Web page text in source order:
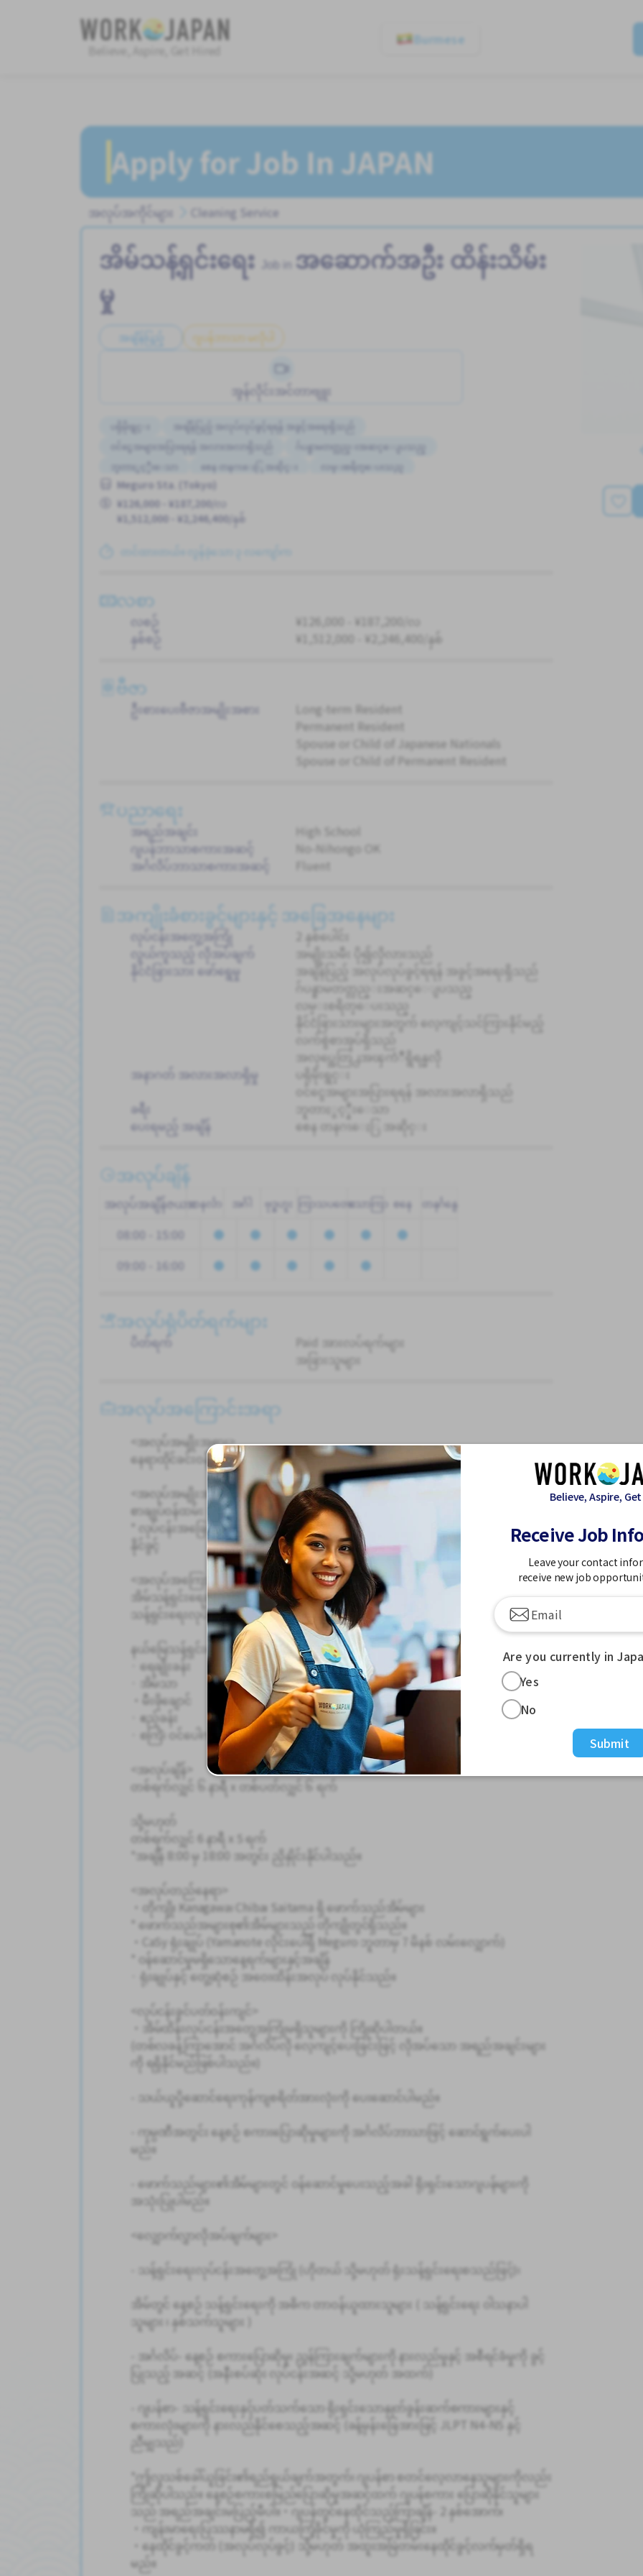
Believe, Aspire, Get Hired
Burmese
Apply for Job In JAPAN
အလုပ်အကိုင်များ Cleaning Service
အိမ်သန့်ရှင်းရေး
အဆောက်အဦး ထိန်းသိမ်း
မှု
အချိန်ပြည့် ဂျပန်ဘာသာ မလိုပါ
အွန်လိုင်းအင်တာဗျူး
ပရိုမိုးရွင္း
အချိန်ပြည့် အလုပ်လုပ်ခွင့်ရရန် အခွင့်အရေးရှိသည်
ဝင်ငွေအများအပြားရရန် အလားအလာရှိသည်
ဂ်ပန္စာမတတ္လည္းအဆင္ေျပသည္
ဘူတာႏွင့္နီးေသာ
စေန တနဂၤေႏြ အဆိုင္း
လမ္းစရိတ္ေပးသည္
အမျိုးသမီး ပို၍လိုလားသည်
နိုင်ငံခြားသားများအတွက် လေ့ကျင့်သင်ကြားနိုင်မည့် လက်စွဲစာအုပ်ရှိသည်
Meguro Sta. (Tokyo)
¥126,000 - ¥187,200/လ
¥1,512,000 - ¥2,246,400/နှစ်
တင်ထားတယ်။ လွန်ခဲ့သော ၃ လကျော်က
လစာ
လစဉ်
¥126,000 - ¥187,200/လ
နှစ်စဉ်
¥1,512,000 - ¥2,246,400/နှစ်
ဗီဇာ
ဦးစားပေးဗီဇာအမျိုးအစား
Long-term Resident
Permanent Resident
Spouse or Child of Japanese Nationals
Spouse or Child of Permanent Resident
ပညာရေး
အရည်အချင်း
High School
ဂျပန်ဘာသာစကားအဆင့်
No-Nihongo OK
အင်္ဂလိပ်ဘာသာစကားအဆင့်
Fluent
အကျိုးခံစားခွင့်များနှင့် အခြေအနေများ
လုပ်ငန်းအတွေ့အကြုံ
2 နှစ်ပေါင်း
လွယ်ကူသည့် လိုအပ်ချက်
အမျိုးသမီး ပို၍လိုလားသည်
နိုင်ငံခြားသား ဖော်ရွေမှု
အချိန်ပြည့် အလုပ်လုပ်ခွင့်ရရန် အခွင့်အရေးရှိသည်
ဂ်ပန္စာမတတ္လည္းအဆင္ေျပသည္
လမ္းစရိတ္ေပးသည္
နိုင်ငံခြားသားများအတွက် လေ့ကျင့်သင်ကြားနိုင်မည့်
လက်စွဲစာအုပ်ရှိသည်
အလုပ္အေတြ႕အၾကံဳရွိရန္မလို
အနာဂတ် အလားအလာရှိမှု
ပရိုမိုးရွင္း
ဝင်ငွေအများအပြားရရန် အလားအလာရှိသည်
ခရီး
ဘူတာႏွင့္နီးေသာ
ပေးရမည့် အချိန်
စေန တနဂၤေႏြ အဆိုင္း
အလုပ်ချိန်
အလုပ်အချိန်ဇယားတနင်္လာ အင်္ဂါ ဗုဒ္ဓဟူး ကြာသပတေးသောကြာ စနေ တနင်္ဂနွေ
08:00 - 15:00
09:00 - 16:00
အလုပ်ရုံပိတ်ရက်များ
ပိတ်ရက်
Paid အားလပ်ရက်များ
အခြားသူများ
အလုပ်အကြောင်းအရာ
<အလုပ်အမျိုးအစား>
နေရာထိုင်ခင်းဝန်ဆောင်မှု | သန့်ရှင်းရေးဝန်ထမ်း
<အလုပ်အမျိုးအစား>
စာချုပ်ဝန်ထမ်း (ကနဦး ၆ လ စာချုပ်၊ သက်တမ်းတိုးနိုင်သည်)
* လုပ်ငန်းအခြေအနေနှင့် စွမ်းဆောင်ရည်ပေါ်မူတည်၍ အချိန်ပြည့်ဝန်ထမ်းအား ရာထူးတိုး
နိုင်ခွင့်
<အလုပ်အကြောင်းအရာ>
အိမ်သန့်ရှင်းရေးဝန်ထမ်းတစ်ဦးအနေဖြင့် သင်သည် ဖောက်သည်များ၏အိမ်များကို
သန့်ရှင်းရေးလုပ်မည်ဖြစ်သည်။
နယ်မြေသန့်ရှင်းရေး
· ရေချိုးခန်း
· အိမ်သာ
・မီးဖိုချောင်
· ဧည့်ခန်း
· စင်္ကြံ၊ ဝင်ပေါက် စသည်ဖြင့်
<အလုပ်ချိန်>
တစ်ရက်လျှင် ၆ နာရီ x တစ်ပတ်လျှင် ၆ ရက်
သို့မဟုတ်
တစ်ရက်လျှင် 6 နာရီ x 5 ရက်
*အချိန် 8:00 မှ 18:00 အတွင်း ညှိနှိုင်းနိုင်ပါသည်။
<အလုပ်တည်နေရာ>
・တိုကျို၊ Kanagawa၊ Chiba၊ Saitama ရှိ ဖောက်သည်အိမ်များ
* ဖောက်သည်အများစု၏အိမ်များသည် တိုကျိုတွင်ရှိသည်။
・CaSy ရုံးချုပ် (Yamanote လိုင်းပေါ်ရှိ Meguro ဘူတာမှ 7 မိနစ် လမ်းလျှောက်)
* ဝန်ဆောင်မှုမရှိသောနေ့ရက်များနှင့်အချိန်
· ရုံးချုပ်နှင့် တွေ့ဆုံစဉ် အဝေးထိန်းအလုပ် လုပ်နိုင်သည်။
<လုပ်ငန်းခွင်ပတ်ဝန်းကျင်>
・အိမ်ထိန်းလုပ်ငန်းအတွေ့အကြုံမရှိသူများကို ကြိုဆိုပါတယ်။
(တစ်လခန့်ကြာအောင် အင်္ဂလိပ်လို လေ့ကျင့်ပေးခြင်းဖြင့် လိုအပ်သော အရည်အချင်းများ
ကို ရရှိနိုင်မည်ဖြစ်ပါသည်။)
- သယ်ယူပို့ဆောင်ရေးကုန်ကျစရိတ်အားလုံးကို ပေးဆောင်ပါမည်။
- ကုမ္ပဏီအတွင်း နေ့စဉ် စကားပြောဆိုမှုများကို အင်္ဂလိပ်ဘာသာဖြင့် ဆောင်ရွက်ပေးပါ
မည်။
- ဖောက်သည်များ၏အိမ်များတွင် ဝန်ဆောင်မှုပေးသည့်အခါ ရိုးရှင်းသောဂျပန်များကို
အသုံးပြုပါမည်။
<လျှောက်လွှာလိုအပ်ချက်များ>
- သန့်ရှင်းရေးလုပ်ငန်းအတွေ့အကြုံ (ဟိုတယ် သို့မဟုတ် ရုံးသန့်ရှင်းရေးစသည်ဖြင့်)၊
အိမ်တွင် နေ့စဉ် သန့်ရှင်းရေးကို အဓိက တာဝန်ယူထားသူများ ( သန့်ရှင်းရေး ဝါသနာပါ
သူများ ၊ နှစ်သက်သူများ )
- အင်္ဂလိပ်- နေ့စဉ် စကားပြောဆိုမှု၊ ညွှန်ကြားချက်များကို နားလည်မှုနှင့် အစီရင်ခံမှုကို ခွင့်
ပြုသည့် အဆင့် (အနီးစပ်ဆုံး လုပ်ငန်းအဆင့် သို့မဟုတ် အထက်)
- ဂျပန်စာ- သန့်ရှင်းရေးနှင့်ပတ်သက်သော ရိုးရှင်းသောနှုတ်ခွန်းဆက်စကားများနှင့်
စကားလုံးများကို နားလည်နိုင်စေသည့်အဆင့် (ခန့်မှန်းခြေအားဖြင့် JLPT N4-N5 နှင့်
ညီမျှသည်)
*ဤလူသစ်ခေါ်ယူခြင်း၏ရည်ရွယ်ချက်အတွက်၊ ဂျပန်စာ စတင်လေ့လာနေသူများကိုလည်း
ကြိုဆိုပါသည်။ နေ့စဉ်စကားစမြည်ပြောဆိုမှုအဆင့်ထက် ဂျပန်စကား ပြောဆိုနိုင်သူများ
သည် အရည်အချင်းမပြည့်မီပါ။・ဂျပန်တွင်နေထိုင်သည့်ကြာချိန်- 2 နှစ်အောက်၊
・ကျန်းမာရေးပြဿနာမရှိ၍ ကာယကြံ့ခိုင်မှုကို ယုံကြည်မှုရှိခြင်း။
・နေထိုင်ခွင့်ကတ် (အလုပ်လုပ်ခွင့်) သို့မဟုတ် အထူးအမြဲတမ်းနေထိုင်ခွင့်လက်မှတ်ရှိရ
မည်။
Believe, Aspire,
Receive Job
Leave your contact
receive new job
Are you currently in
Yes
No
Submit